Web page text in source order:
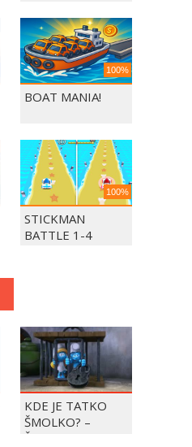
100%
BOAT MANIA!
100%
STICKMAN
BATTLE 1-4
KDE JE TATKO
ŠMOLKO? –
ŠMOLKOVIA